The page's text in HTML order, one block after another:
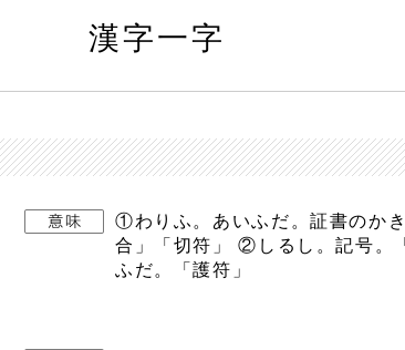
漢字一字
①わりふ。あいふだ。証書のか
合」「切符」 ②しるし。記号。
ふだ。「護符」